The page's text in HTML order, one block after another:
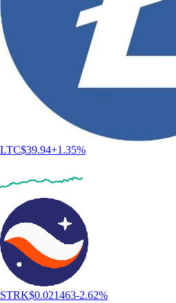
LTC$39.94+1.35%
STRK$0.021463-2.62%